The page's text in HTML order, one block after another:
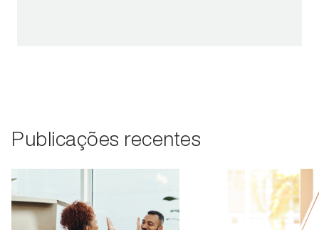
Publicações recentes